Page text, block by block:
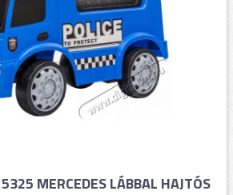
MERCEDES LÁBBAL HAJTÓS